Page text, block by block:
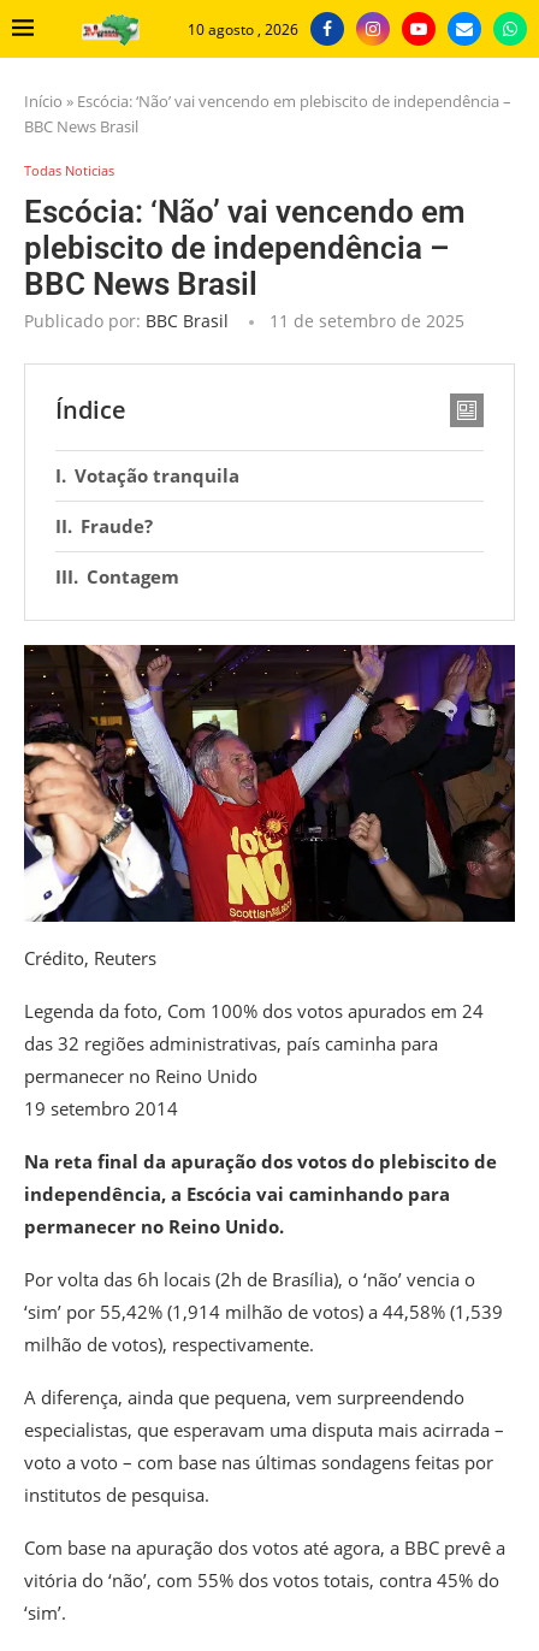
10 agosto , 2026
Início » Escócia: ‘Não’ vai vencendo em plebiscito de independência –
BBC News Brasil
Todas Noticias
Escócia: ‘Não’ vai vencendo em
plebiscito de independência –
BBC News Brasil
Publicado por: BBC Brasil 11 de setembro de 2025
Índice
Votação tranquila
Fraude?
Contagem
Crédito, Reuters
Legenda da foto, Com 100% dos votos apurados em 24
das 32 regiões administrativas, país caminha para
permanecer no Reino Unido
19 setembro 2014
Na reta final da apuração dos votos do plebiscito de
independência, a Escócia vai caminhando para
permanecer no Reino Unido.
Por volta das 6h locais (2h de Brasília), o ‘não’ vencia o
‘sim’ por 55,42% (1,914 milhão de votos) a 44,58% (1,539
milhão de votos), respectivamente.
A diferença, ainda que pequena, vem surpreendendo
especialistas, que esperavam uma disputa mais acirrada –
voto a voto – com base nas últimas sondagens feitas por
institutos de pesquisa.
Com base na apuração dos votos até agora, a BBC prevê a
vitória do ‘não’, com 55% dos votos totais, contra 45% do
‘sim’.